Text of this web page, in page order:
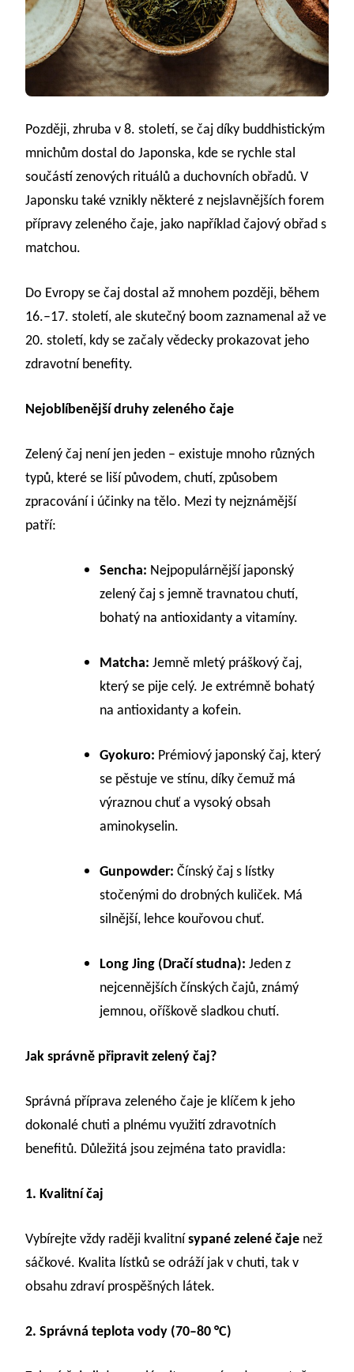
Později, zhruba v 8. století, se čaj díky buddhistickým
mnichům dostal do Japonska, kde se rychle stal
součástí zenových rituálů a duchovních obřadů. V
Japonsku také vznikly některé z nejslavnějších forem
přípravy zeleného čaje, jako například čajový obřad s
matchou.
Do Evropy se čaj dostal až mnohem později, během
16.–17. století, ale skutečný boom zaznamenal až ve
20. století, kdy se začaly vědecky prokazovat jeho
zdravotní benefity.
Nejoblíbenější druhy zeleného čaje
Zelený čaj není jen jeden – existuje mnoho různých
typů, které se liší původem, chutí, způsobem
zpracování i účinky na tělo. Mezi ty nejznámější
patří:
Sencha: Nejpopulárnější japonský
zelený čaj s jemně travnatou chutí,
bohatý na antioxidanty a vitamíny.
Matcha: Jemně mletý práškový čaj,
který se pije celý. Je extrémně bohatý
na antioxidanty a kofein.
Gyokuro: Prémiový japonský čaj, který
se pěstuje ve stínu, díky čemuž má
výraznou chuť a vysoký obsah
aminokyselin.
Gunpowder: Čínský čaj s lístky
stočenými do drobných kuliček. Má
silnější, lehce kouřovou chuť.
Long Jing (Dračí studna): Jeden z
nejcennějších čínských čajů, známý
jemnou, oříškově sladkou chutí.
Jak správně připravit zelený čaj?
Správná příprava zeleného čaje je klíčem k jeho
dokonalé chuti a plnému využití zdravotních
benefitů. Důležitá jsou zejména tato pravidla:
1. Kvalitní čaj
Vybírejte vždy raději kvalitní sypané zelené čaje než
sáčkové. Kvalita lístků se odráží jak v chuti, tak v
obsahu zdraví prospěšných látek.
2. Správná teplota vody (70–80 °C)